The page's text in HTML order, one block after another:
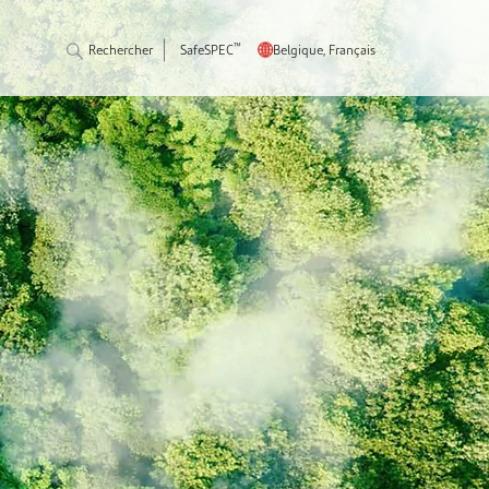
Rechercher SafeSPEC™ Belgique, Français